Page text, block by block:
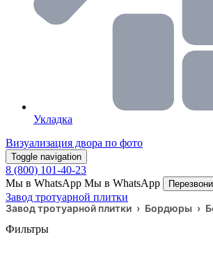
Укладка
Визуализация двора по фото
Toggle navigation
8 (800) 101-40-23
Мы в WhatsApp Мы в WhatsApp
Завод тротуарной плитки
Завод тротуарной плитки › Бордюры ›
Фильтры